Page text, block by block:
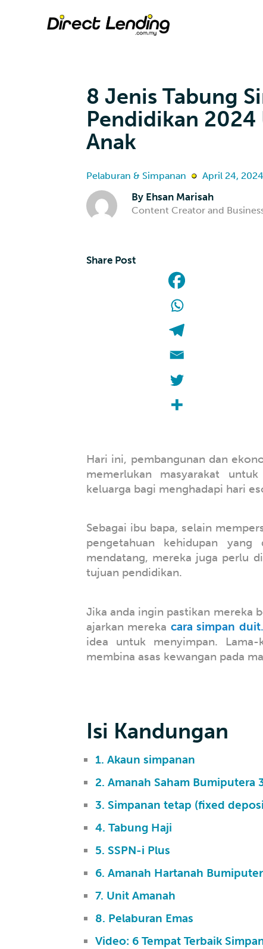
8 Jenis Tabung
Pendidikan
Anak
Pelaburan & Simpanan April 24, 2024
By Ehsan Marisah
Content Creator and
Share Post
Hari ini, pembangunan dan
memerlukan masyarakat
keluarga bagi menghadapi hari
Sebagai ibu bapa, selain
pengetahuan kehidupan yang
mendatang, mereka juga perlu
tujuan pendidikan.
Jika anda ingin pastikan mereka
ajarkan mereka cara simpan duit.
idea untuk menyimpan.
membina asas kewangan pada
Isi Kandungan
1. Akaun simpanan
2. Amanah Saham Bumiputera
3. Simpanan tetap (fixed
4. Tabung Haji
5. SSPN-i Plus
6. Amanah Hartanah
7. Unit Amanah
8. Pelaburan Emas
Video: 6 Tempat Terbaik